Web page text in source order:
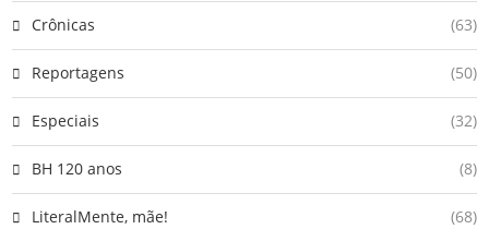
Crônicas (63)
Reportagens (50)
Especiais (32)
BH 120 anos (8)
LiteralMente, mãe! (68)